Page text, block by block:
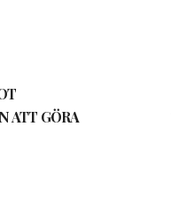
ATT GÖRA